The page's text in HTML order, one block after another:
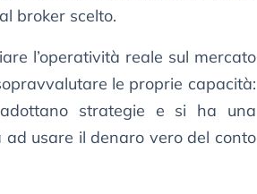
broker scelto.
l’operatività reale sul mercato
le proprie capacità:
strategie e si ha una
usare il denaro vero del conto